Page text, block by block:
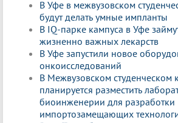
В Уфе в межвузовском
будут делать умные импланты
В IQ-парке кампуса в Уфе
жизненно важных лекарств
В Уфе запустили новое
онкоисследований
В Межвузовском студенческом
планируется разместить
биоинженерии для разработки
импортозамещающих